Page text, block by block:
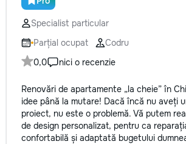
Specialist particular
Parțial ocupat
Codru
0,0
nici o recenzie
Renovări de apartamente „la cheie” în
idee până la mutare! Dacă încă nu aveți
proiect, nu este o problemă. Vă putem
de design personalizat, pentru ca
confortabilă și adaptată bugetului